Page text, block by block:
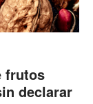
frutos
declarar